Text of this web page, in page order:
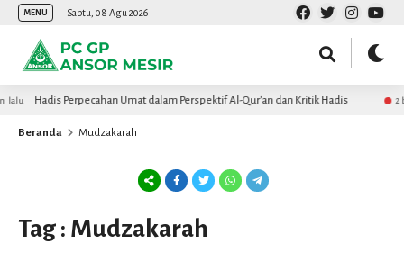
MENU Sabtu, 08 Agu 2026
lalu Hadis Perpecahan Umat dalam Perspektif Al-Qur’an dan Kritik Hadis 2
Beranda Mudzakarah
Tag : Mudzakarah